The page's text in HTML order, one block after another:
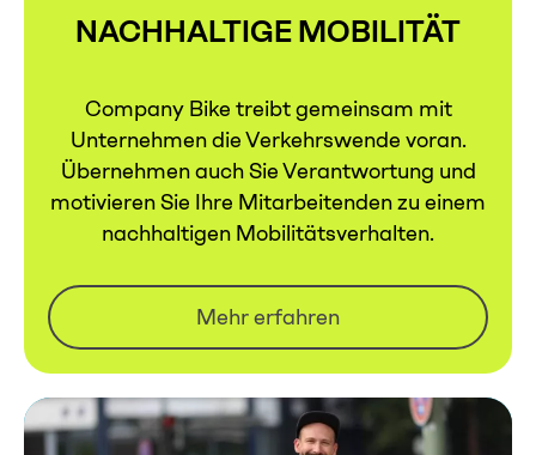
NACHHALTIGE MOBILITÄT
Company Bike treibt gemeinsam mit
Unternehmen die Verkehrswende voran.
Übernehmen auch Sie Verantwortung und
motivieren Sie Ihre Mitarbeitenden zu einem
nachhaltigen Mobilitätsverhalten.
Mehr erfahren